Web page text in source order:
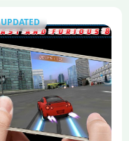
UPDATED